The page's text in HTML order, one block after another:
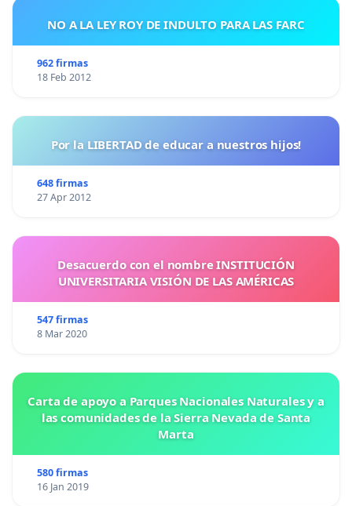
NO A LA LEY ROY DE INDULTO PARA LAS FARC
962 firmas
18 Feb 2012
Por la LIBERTAD de educar a nuestros hijos!
648 firmas
27 Apr 2012
Desacuerdo con el nombre INSTITUCIÓN
UNIVERSITARIA VISIÓN DE LAS AMÉRICAS
547 firmas
8 Mar 2020
Carta de apoyo a Parques Nacionales Naturales y a
las comunidades de la Sierra Nevada de Santa
Marta
580 firmas
16 Jan 2019